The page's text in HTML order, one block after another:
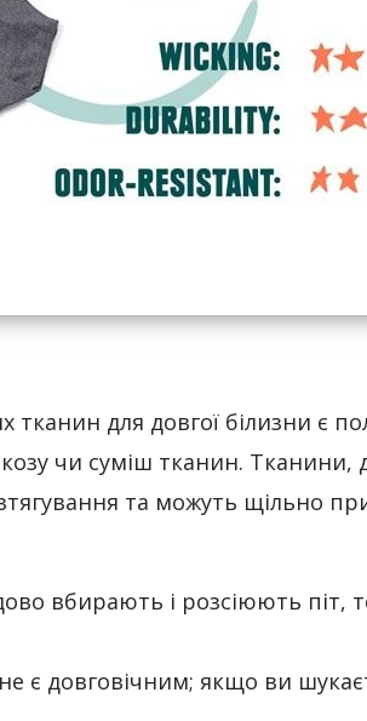
для довгої білизни є
чи суміш тканин. Тканини,
та можуть щільно
вбирають і розсіюють піт,
є довговічним; якщо ви